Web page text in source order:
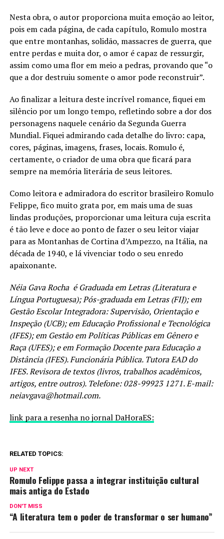
Nesta obra, o autor proporciona muita emoção ao leitor,
pois em cada página, de cada capítulo, Romulo mostra
que entre montanhas, solidão, massacres de guerra, que
entre perdas e muita dor, o amor é capaz de ressurgir,
assim como uma flor em meio a pedras, provando que “o
que a dor destruiu somente o amor pode reconstruir”.
Ao finalizar a leitura deste incrível romance, fiquei em
silêncio por um longo tempo, refletindo sobre a dor dos
personagens naquele cenário da Segunda Guerra
Mundial. Fiquei admirando cada detalhe do livro: capa,
cores, páginas, imagens, frases, locais. Romulo é,
certamente, o criador de uma obra que ficará para
sempre na memória literária de seus leitores.
Como leitora e admiradora do escritor brasileiro Romulo
Felippe, fico muito grata por, em mais uma de suas
lindas produções, proporcionar uma leitura cuja escrita
é tão leve e doce ao ponto de fazer o seu leitor viajar
para as Montanhas de Cortina d’Ampezzo, na Itália, na
década de 1940, e lá vivenciar todo o seu enredo
apaixonante.
Néia Gava Rocha é Graduada em Letras (Literatura e
Língua Portuguesa); Pós-graduada em Letras (FIJ); em
Gestão Escolar Integradora: Supervisão, Orientação e
Inspeção (UCB); em Educação Profissional e Tecnológica
(IFES); em Gestão em Políticas Públicas em Gênero e
Raça (UFES); e em Formação Docente para Educação a
Distância (IFES). Funcionária Pública. Tutora EAD do
IFES. Revisora de textos (livros, trabalhos acadêmicos,
artigos, entre outros). Telefone: 028-99923 1271. E-mail:
neiavgava@hotmail.com.
link para a resenha no jornal DaHoraES:
RELATED TOPICS:
UP NEXT
Romulo Felippe passa a integrar instituição cultural
mais antiga do Estado
DON'T MISS
“A literatura tem o poder de transformar o ser humano”